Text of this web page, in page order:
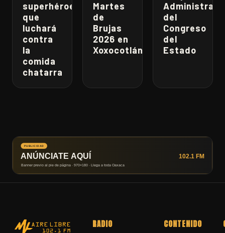
superhéroe
que
luchará
contra
la
comida
chatarra
Martes
de
Brujas
2026 en
Xoxocotlán
del
Congreso
del
Estado
RADIO CONTENIDO